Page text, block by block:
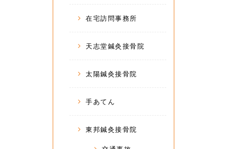
在宅訪問事務所
天志堂鍼灸接骨院
太陽鍼灸接骨院
手あてん
東邦鍼灸接骨院